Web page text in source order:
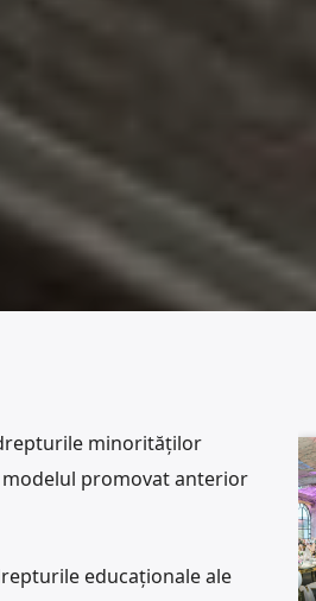
minorităților
promovat anterior
educaționale ale